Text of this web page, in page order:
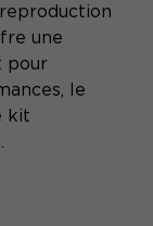
une
pour
le
kit